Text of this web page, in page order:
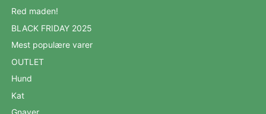
Red maden!
BLACK FRIDAY 2025
Mest populære varer
OUTLET
Hund
Kat